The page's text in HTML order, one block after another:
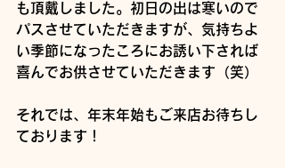
も頂戴しました。初日の出は寒いので
パスさせていただきますが、気持ちよ
い季節になったころにお誘い下されば
喜んでお供させていただきます（笑）
それでは、年末年始もご来店お待ちし
ております！